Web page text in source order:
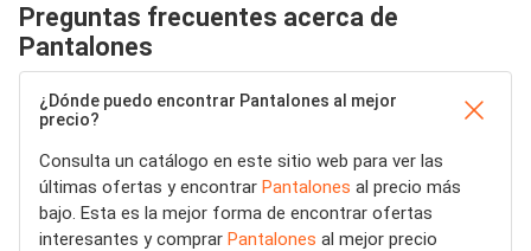
Preguntas frecuentes acerca de
Pantalones
¿Dónde puedo encontrar Pantalones al mejor
precio?
Consulta un catálogo en este sitio web para ver las
últimas ofertas y encontrar Pantalones al precio más
bajo. Esta es la mejor forma de encontrar ofertas
interesantes y comprar Pantalones al mejor precio